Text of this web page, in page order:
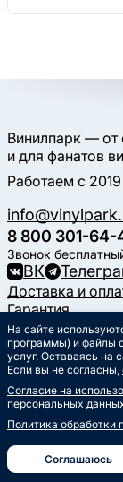
Винилпарк — от
и для фанатов
Работаем с
8 800 301-64-
Звонок
ВК
Доставка и
Гарантия
Контакты
Статьи
Музыкальный
Публичная
Политика
Согласие на
На сайте
программы) и файлы
услуг. Оставаясь на
Если вы не согласны,
Согласие на
персональных
Политика обработки
Соглашаюсь